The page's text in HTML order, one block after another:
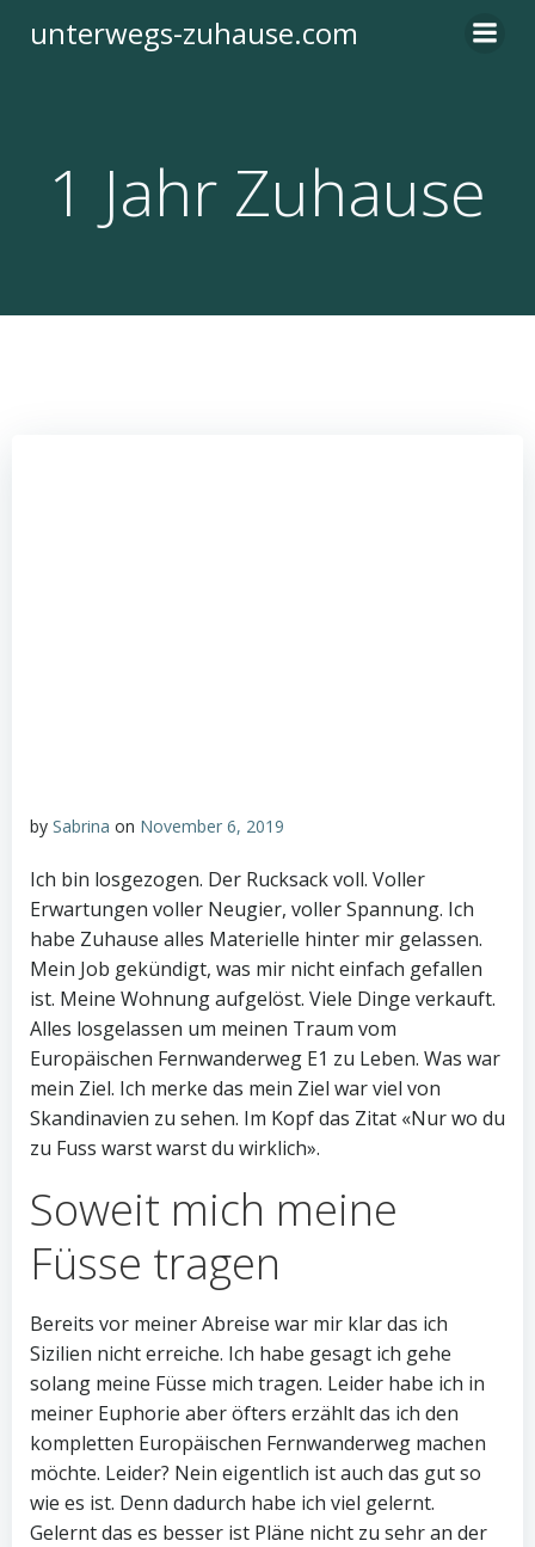
Inhalt
unterwegs-zuhause.com
1 Jahr Zuhause
by Sabrina on November 6, 2019
Ich bin losgezogen. Der Rucksack voll. Voller
Erwartungen voller Neugier, voller Spannung. Ich
habe Zuhause alles Materielle hinter mir gelassen.
Mein Job gekündigt, was mir nicht einfach gefallen
ist. Meine Wohnung aufgelöst. Viele Dinge verkauft.
Alles losgelassen um meinen Traum vom
Europäischen Fernwanderweg E1 zu Leben. Was war
mein Ziel. Ich merke das mein Ziel war viel von
Skandinavien zu sehen. Im Kopf das Zitat «Nur wo du
zu Fuss warst warst du wirklich».
Soweit mich meine
Füsse tragen
Bereits vor meiner Abreise war mir klar das ich
Sizilien nicht erreiche. Ich habe gesagt ich gehe
solang meine Füsse mich tragen. Leider habe ich in
meiner Euphorie aber öfters erzählt das ich den
kompletten Europäischen Fernwanderweg machen
möchte. Leider? Nein eigentlich ist auch das gut so
wie es ist. Denn dadurch habe ich viel gelernt.
Gelernt das es besser ist Pläne nicht zu sehr an der